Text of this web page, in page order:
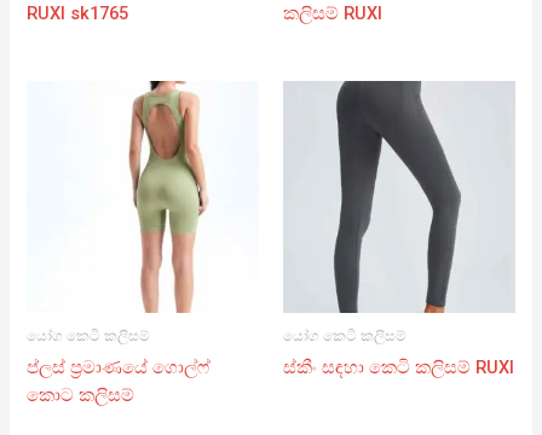
RUXI sk1765
කලිසම් RUXI
යෝග කෙටි කලිසම්
ප්ලස් ප්‍රමාණයේ ගොල්ෆ්
කොට කලිසම්
යෝග කෙටි කලිසම්
ස්කීං සඳහා කෙටි කලිසම් RUXI